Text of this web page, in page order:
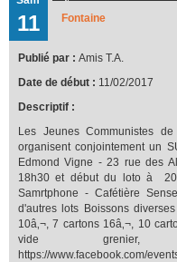
11
Fontaine
Publié par : Amis T.A.
Date de début : 11/02/2017
Descriptif :
Les Jeunes Communistes
organisent conjointement un
Edmond Vigne - 23 rue des
18h30 et début du loto à
Samrtphone - Cafétière
d'autres lots Boissons
10â‚¬, 7 cartons 16â‚¬, 10
vide
https://